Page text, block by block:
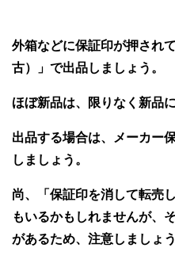
外箱などに保証印が押され
古）」で出品しましょう。
ほぼ新品は、限りなく新品
出品する場合は、メーカー
しましょう。
尚、「保証印を消して転売
もいるかもしれませんが、
があるため、注意しましょう